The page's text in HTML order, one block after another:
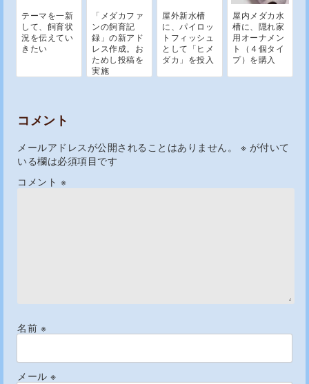
テーマを一新
して、飼育状
況を伝えてい
きたい
「メダカファ
ンの飼育記
録」の新アド
レス作成。お
ためし投稿を
実施
屋外新水槽
に、パイロッ
トフィッシュ
として「ヒメ
ダカ」を投入
屋内メダカ水
槽に、隠れ家
用オーナメン
ト（４個タイ
プ）を購入
コメント
メールアドレスが公開されることはありません。 ※ が付いて
いる欄は必須項目です
コメント ※
名前 ※
メール ※